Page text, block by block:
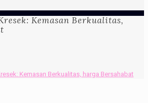
Kemasan Berkualitas,
Kemasan Berkualitas, harga Bersahabat